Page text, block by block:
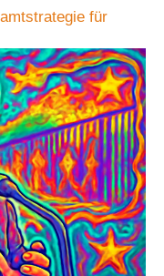
für